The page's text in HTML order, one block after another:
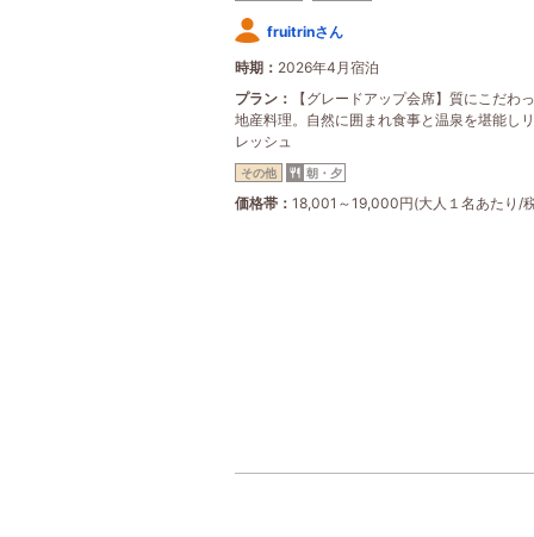
fruitrinさん
時期
2026年4月宿泊
プラン
【グレードアップ会席】質にこだわ
地産料理。自然に囲まれ食事と温泉を堪能し
レッシュ
その他 朝・夕
価格帯 18,001～19,000円(大人１名あたり/